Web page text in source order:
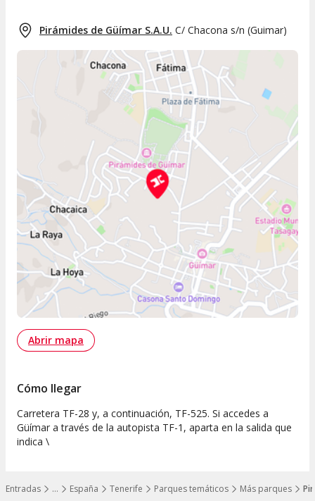
…
Mostrar todos los niveles
Entradas España Tenerife Parques temáticos Más parques
Pirámides de Güímar S.A.U. C/ Chacona s/n (Guimar)
Abrir mapa
Cómo llegar
Carretera TF-28 y, a continuación, TF-525. Si accedes a
Güímar a través de la autopista TF-1, aparta en la salida que
indica \